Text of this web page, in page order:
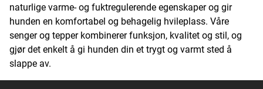
naturlige varme- og fuktregulerende egenskaper og gir
hunden en komfortabel og behagelig hvileplass. Våre
senger og tepper kombinerer funksjon, kvalitet og stil, og
gjør det enkelt å gi hunden din et trygt og varmt sted å
slappe av.